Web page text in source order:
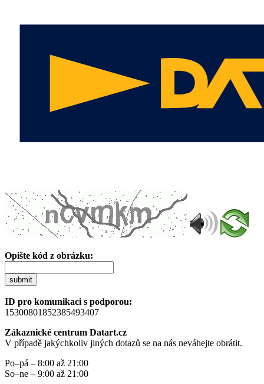
Opište kód z obrázku:
submit
ID pro komunikaci s podporou:
15300801852385493407
Zákaznické centrum Datart.cz
V případě jakýchkoliv jiných dotazů se na nás neváhejte obrátit.
Po–pá – 8:00 až 21:00
So–ne – 9:00 až 21:00